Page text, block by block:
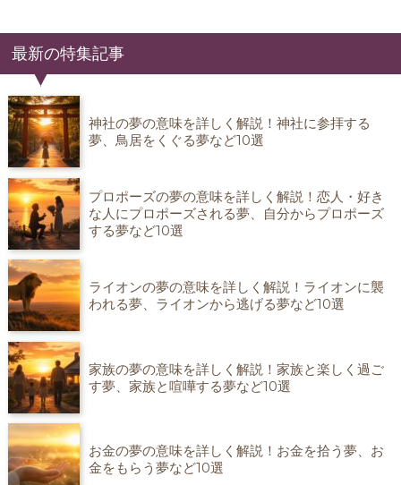
最新の特集記事
神社の夢の意味を詳しく解説！神社に参拝する
夢、鳥居をくぐる夢など10選
プロポーズの夢の意味を詳しく解説！恋人・好き
な人にプロポーズされる夢、自分からプロポーズ
する夢など10選
ライオンの夢の意味を詳しく解説！ライオンに襲
われる夢、ライオンから逃げる夢など10選
家族の夢の意味を詳しく解説！家族と楽しく過ご
す夢、家族と喧嘩する夢など10選
お金の夢の意味を詳しく解説！お金を拾う夢、お
金をもらう夢など10選